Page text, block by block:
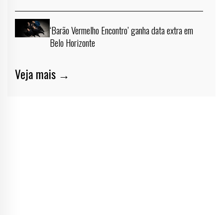
‘Barão Vermelho Encontro’ ganha data extra em
Belo Horizonte
Veja mais →